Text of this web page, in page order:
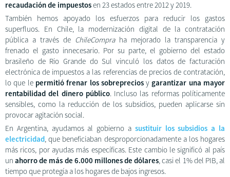
recaudación de impuestosen 23 estados entre 2012 y 2019.
También hemos apoyado los esfuerzos para reducir los gastos
superfluos. En Chile, la modernización digital de la contratación
pública a través de ChileCompra ha mejorado la transparencia y
frenado el gasto innecesario. Por su parte, el gobierno del estado
brasileño de Rio Grande do Sul vinculó los datos de facturación
electrónica de impuestos a las referencias de precios de contratación,
lo que le permitió frenar los sobreprecios y garantizar una mayor
rentabilidad del dinero público. Incluso las reformas políticamente
sensibles, como la reducción de los subsidios, pueden aplicarse sin
provocar agitación social.
En Argentina, ayudamos al gobierno a sustituir los subsidios a la
electricidad, que beneficiaban desproporcionadamente a los hogares
más ricos, por ayudas más específicas. Este cambio le significó al país
un ahorro de más de 6.000 millones de dólares, casi el 1% del PIB, al
tiempo que protegía a los hogares de bajos ingresos.